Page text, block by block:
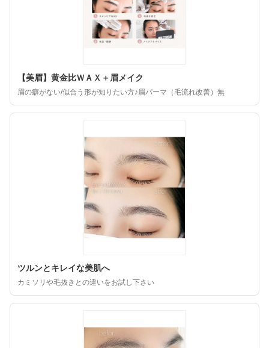
【美眉】黄金比ＷＡＸ＋眉メイク
眉の癖がない/似合う形が知りたい方♪眉パーマ（毛流れ改善）無
ツルンとキレイな美肌へ
カミソリや毛抜きとの違いをお試し下さい